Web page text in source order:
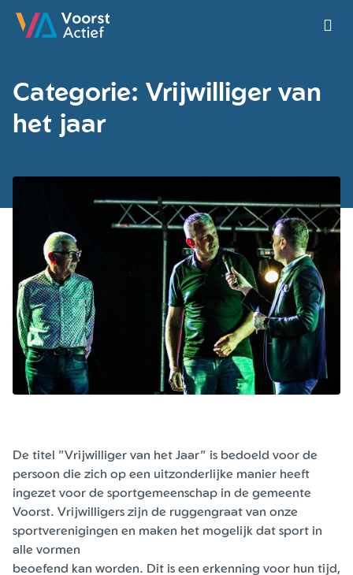
Ga naar de homepage van Voorst Actief
Categorie: Vrijwilliger van
het jaar
De titel "Vrijwilliger van het Jaar" is bedoeld voor de
persoon die zich op een uitzonderlijke manier heeft
ingezet voor de sportgemeenschap in de gemeente
Voorst. Vrijwilligers zijn de ruggengraat van onze
sportverenigingen en maken het mogelijk dat sport in
alle vormen
beoefend kan worden. Dit is een erkenning voor hun tijd,